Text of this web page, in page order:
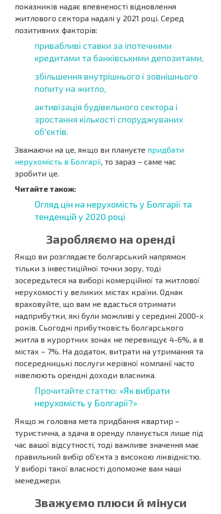
показників надає впевненості відновлення
житлового сектора надалі у 2021 році. Серед
позитивних факторів:
привабливі ставки за іпотечними
кредитами та банківськими депозитами,
збільшення внутрішнього і зовнішнього
попиту на житло,
активізація будівельного сектора і
зростання кількості споруджуваних
об'єктів.
Зважаючи на це, якщо ви плануєте придбати
нерухомість в Болгарії , то зараз – саме час
зробити це.
Читайте також:
Огляд цін на нерухомість у Болгарії та
тенденцій у 2020 році
Заробляємо на оренді
Якщо ви розглядаєте болгарський напрямок
тільки з інвестиційної точки зору, тоді
зосередьтеся на виборі комерційної та житлової
нерухомості у великих містах країни. Однак
враховуйте, що вам не вдасться отримати
надприбутки, які були можливі у середині 2000-х
років. Сьогодні прибутковість болгарського
житла в курортних зонах не перевищує 4-6%, а в
містах – 7%. На додаток, витрати на утримання та
посередницькі послуги керівної компанії часто
нівелюють орендні доходи власника.
Прочитайте статтю: «Як вибрати
нерухомість у Болгарії?»
Якщо ж головна мета придбання квартир –
туристична, а здача в оренду планується лише під
час вашої відсутності, тоді важливе значення має
правильний вибір об'єкта з високою ліквідністю.
У виборі такої власності допоможе вам наші
менеджери.
Зважуємо плюси й мінуси